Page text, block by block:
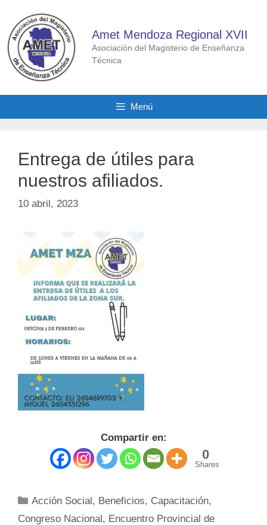
contenido
Amet Mendoza Regional XVII
Asociación del Magisterio de Enseñanza
Técnica
Menú
Entrega de útiles para
nuestros afiliados.
10 abril, 2023
Compartir en:
0
Shares
Categorías
Acción Social, Beneficios, Capacitación,
Congreso Nacional, Encuentro Provincial de